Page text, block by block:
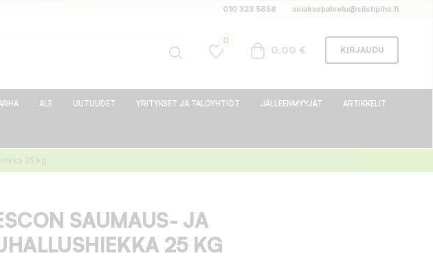
010 323 5858 asiakaspalvelu@siistipiha.fi
0
0,00 € KIRJAUDU
ALE UUTUUDET YRITYKSET JA TALOYHTIÖT JÄLLEENMYYJÄT ARTIKKELIT
25 kg
SAUMAUS- JA
25 KG